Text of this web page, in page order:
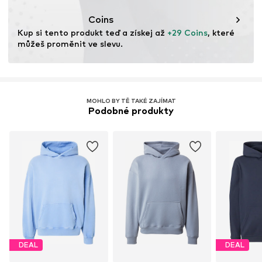
Sušit při nízké teplotě
recyklovaných materiálů pomáhá snižovat potřebu
nových surovin, minimalizovat odpad a chránit přírodní
zdroje.
Coins
Kup si tento produkt teď a získej až +29 Coins, které
můžeš proměnit ve slevu.
MOHLO BY TĚ TAKÉ ZAJÍMAT
Podobné produkty
DEAL DEAL